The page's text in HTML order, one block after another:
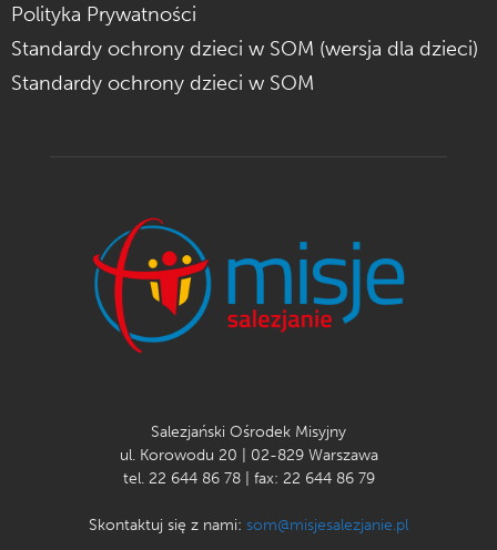
Polityka Prywatności
Standardy ochrony dzieci w SOM (wersja dla dzieci)
Standardy ochrony dzieci w SOM
Salezjański Ośrodek Misyjny
ul. Korowodu 20 | 02-829 Warszawa
tel. 22 644 86 78 | fax: 22 644 86 79
Skontaktuj się z nami: som@misjesalezjanie.pl